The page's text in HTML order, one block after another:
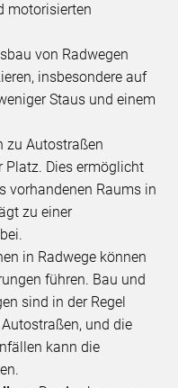
motorisierten
von Radwegen
insbesondere auf
Staus und einem
zu Autostraßen
Platz. Dies ermöglicht
vorhandenen Raums in
zu einer
in Radwege können
führen. Bau und
sind in der Regel
und die
kann die